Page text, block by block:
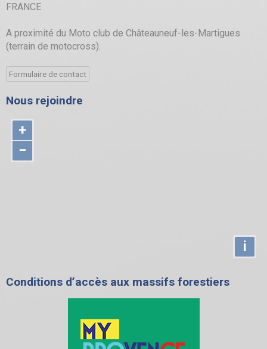
FRANCE
A proximité du Moto club de Châteauneuf-les-Martigues
(terrain de motocross).
Formulaire de contact
Nous rejoindre
+
−
i
Conditions d’accès aux massifs forestiers